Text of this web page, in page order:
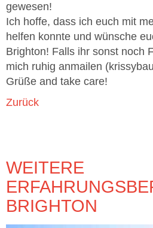
gewesen!
Ich hoffe, dass ich euch mit
helfen konnte und wünsche
Brighton! Falls ihr sonst noch
mich ruhig anmailen
Grüße and take care!
Zurück
WEITERE
BRIGHTON